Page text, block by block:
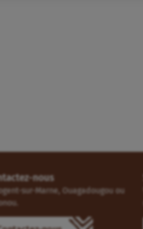
nous
sur-Marne, Ouagadougou ou